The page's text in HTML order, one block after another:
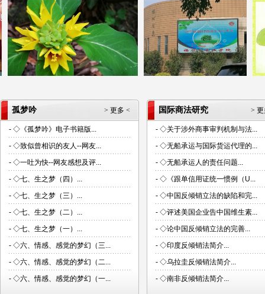
> 更多 <
孤梦吟
- ◇《孤梦吟》电子书籍版...
- ◇致似曾相识的友人--网友...
- ◇一吐为快--网友感想及评...
- ◇七、生之梦（四）...
- ◇七、生之梦（三）...
- ◇七、生之梦（二）...
- ◇七、生之梦（一）...
- ◇六、情感、感觉的梦幻（三...
- ◇六、情感、感觉的梦幻（二...
- ◇六、情感、感觉的梦幻（一...
>
国际商法研究
- ◇关于涉外商事审判机制与法...
- ◇无船承运与国际货运代理的...
- ◇无船承运人的责任问题...
- ◇《跟单信用证统一惯例（U...
- ◇中国反倾销立法的缺陷和完...
- ◇评述美国企业告中国维生素...
- ◇论中国反倾销立法的完善...
- ◇印度反倾销法简介...
- ◇乌拉圭反倾销法简介...
- ◇南非反倾销法简介...